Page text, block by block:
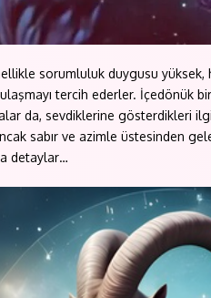
sorumluluk duygusu yüksek,
tercih ederler. İçedönük
da, sevdiklerine gösterdikleri
sabır ve azimle üstesinden
detaylar…